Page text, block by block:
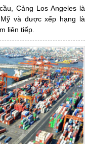
Cảng Los Angeles là
và được xếp hạng là
liên tiếp.